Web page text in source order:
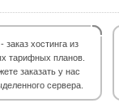
- заказ хостинга из
тарифных планов.
заказать у нас
сервера.